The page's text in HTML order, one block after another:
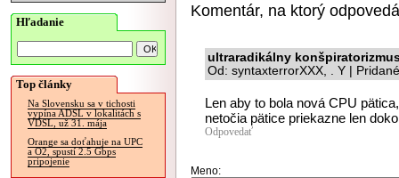
Hľadanie
Top články
Na Slovensku sa v tichosti
vypína ADSL v lokalitách s
VDSL, už 31. mája
Orange sa doťahuje na UPC
a O2, spustí 2.5 Gbps
pripojenie
Komentár, na ktorý
ultraradikálny
Od: syntaxterrorXXX, . Y |
Len aby to bola nová CPU
netočia pätice priekazne len
Odpovedať
Meno: